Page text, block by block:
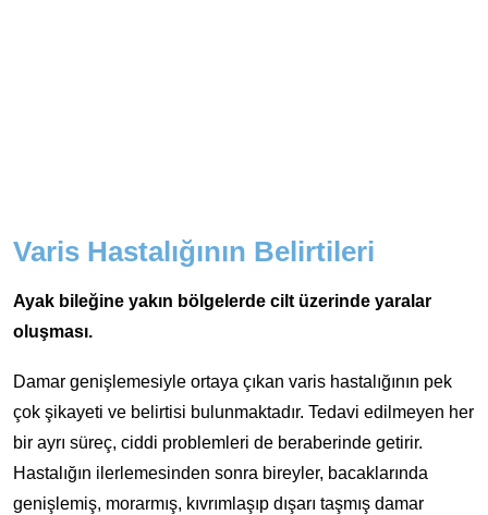
Varis Hastalığının Belirtileri
Ayak bileğine yakın bölgelerde cilt üzerinde yaralar
oluşması.
Damar genişlemesiyle ortaya çıkan varis hastalığının pek
çok şikayeti ve belirtisi bulunmaktadır. Tedavi edilmeyen her
bir ayrı süreç, ciddi problemleri de beraberinde getirir.
Hastalığın ilerlemesinden sonra bireyler, bacaklarında
genişlemiş, morarmış, kıvrımlaşıp dışarı taşmış damar